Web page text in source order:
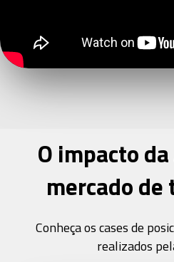
O impacto
mercado
Conheça os cases de
realizados